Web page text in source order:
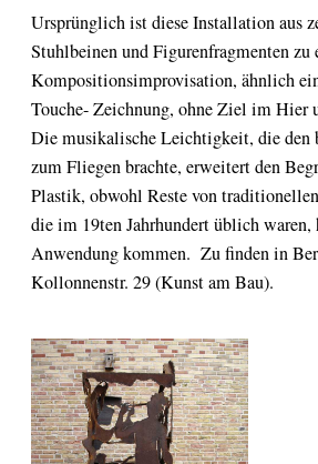
Ursprünglich ist diese Installation aus
Stuhlbeinen und Figurenfragmenten zu
Kompositionsimprovisation, ähnlich
Touche- Zeichnung, ohne Ziel im Hier
Die musikalische Leichtigkeit, die den
zum Fliegen brachte, erweitert den
Plastik, obwohl Reste von
die im 19ten Jahrhundert üblich waren,
Anwendung kommen. Zu finden in
Kollonnenstr. 29 (Kunst am Bau).